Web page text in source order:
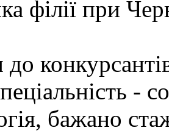
філії при
-
бажано